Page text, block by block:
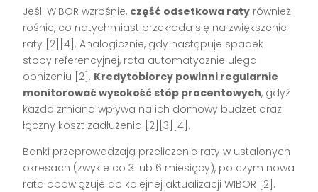
Jeśli WIBOR wzrośnie, część odsetkowa raty również
rośnie, co natychmiast przekłada się na zwiększenie
raty [2][4] . Analogicznie, gdy następuje spadek
stopy referencyjnej, rata automatycznie ulega
obniżeniu [2] . Kredytobiorcy powinni regularnie
monitorować wysokość stóp procentowych, gdyż
każda zmiana wpływa na ich domowy budżet oraz
łączny koszt zadłużenia [2][3][4] .
Banki przeprowadzają przeliczenie raty w ustalonych
okresach (zwykle co 3 lub 6 miesięcy), po czym nowa
rata obowiązuje do kolejnej aktualizacji WIBOR [2] .